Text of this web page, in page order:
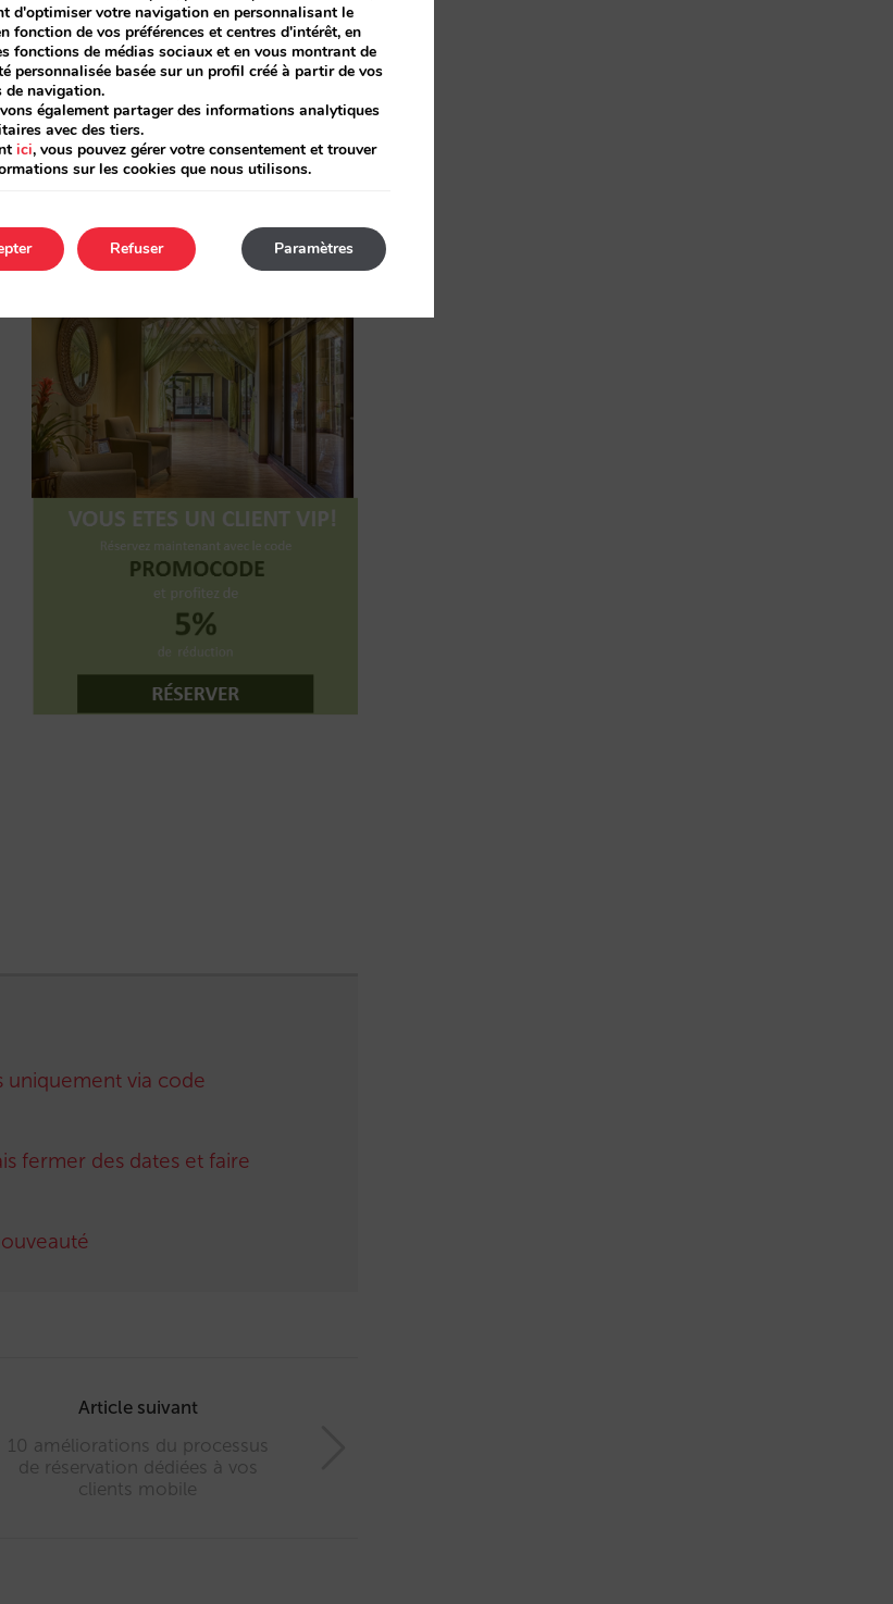
par exemple « campagne avril
de contacts
en cinq minutes.
uniquement via code
fermer des dates et faire
Article suivant
10 améliorations du processus
de réservation dédiées à vos
clients mobile
d'optimiser votre navigation en personnalisant le
fonction de vos préférences et centres d'intérêt, en
fonctions de médias sociaux et en vous montrant de
personnalisée basée sur un profil créé à partir de vos
de navigation.
également partager des informations analytiques
avec des tiers.
ici, vous pouvez gérer votre consentement et trouver
sur les cookies que nous utilisons.
Paramètres
Refuser